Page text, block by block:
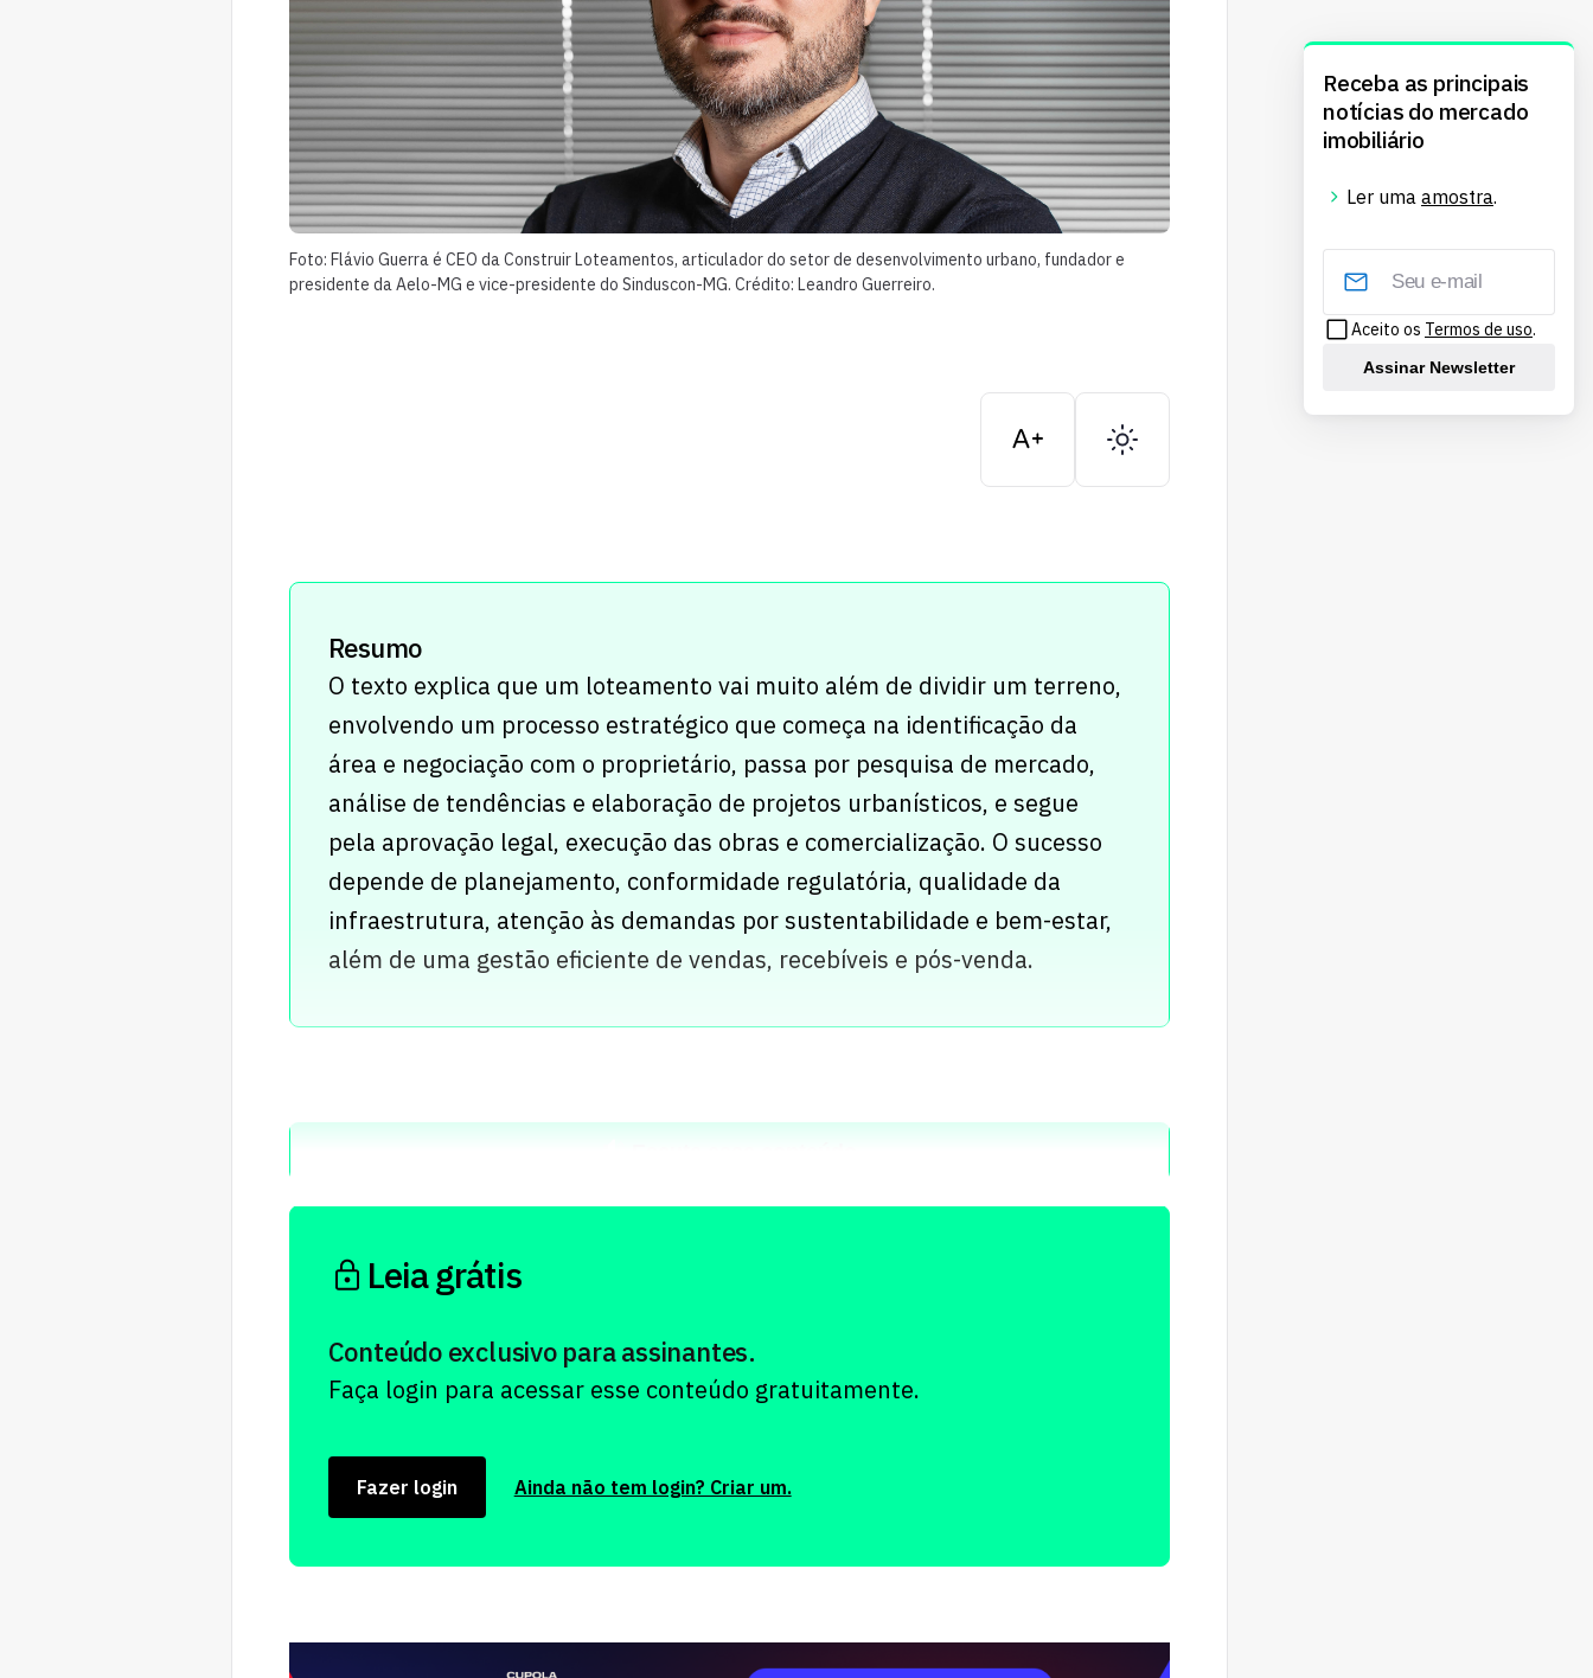
Foto: Flávio Guerra é CEO da Construir Loteamentos, articulador do setor de desenvolvimento urbano, fundador e
presidente da Aelo-MG e vice-presidente do Sinduscon-MG. Crédito: Leandro Guerreiro.
Resumo
O texto explica que um loteamento vai muito além de dividir um terreno,
envolvendo um processo estratégico que começa na identificação da
área e negociação com o proprietário, passa por pesquisa de mercado,
análise de tendências e elaboração de projetos urbanísticos, e segue
pela aprovação legal, execução das obras e comercialização. O sucesso
depende de planejamento, conformidade regulatória, qualidade da
infraestrutura, atenção às demandas por sustentabilidade e bem-estar,
além de uma gestão eficiente de vendas, recebíveis e pós-venda.
Leia grátis
Conteúdo exclusivo para assinantes.
Faça login para acessar esse conteúdo gratuitamente.
Fazer login Ainda não tem login? Criar um.
Receba as principais
notícias do mercado
imobiliário
Ler uma amostra.
Aceito os Termos de uso.
Assinar Newsletter